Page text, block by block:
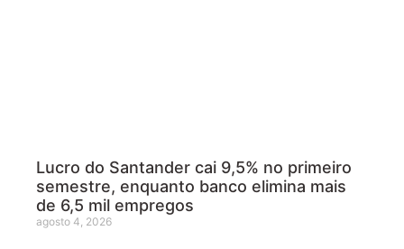
Lucro do Santander cai 9,5% no primeiro
semestre, enquanto banco elimina mais
de 6,5 mil empregos
agosto 4, 2026